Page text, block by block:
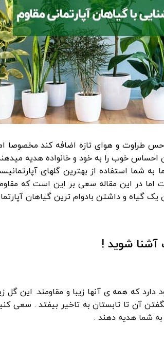
طراوت و هوای تازه اضافه کند مخصوصا
احساس خوب را به خود و خانواده هدیه
شما استفاده از بهترین گلهای
اما در این مقاله سعی بر این است که
گیاه و داشتن بادوام ترین گیاهان
وجود دارد که همه ی آنها زیبا و مقاومند. این
آن تا تابستان به تاخیر بیفتد . سعی
به شما هدیه دهند .